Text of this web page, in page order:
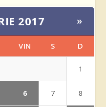
2017 »
VIN S D
1
6 7 8